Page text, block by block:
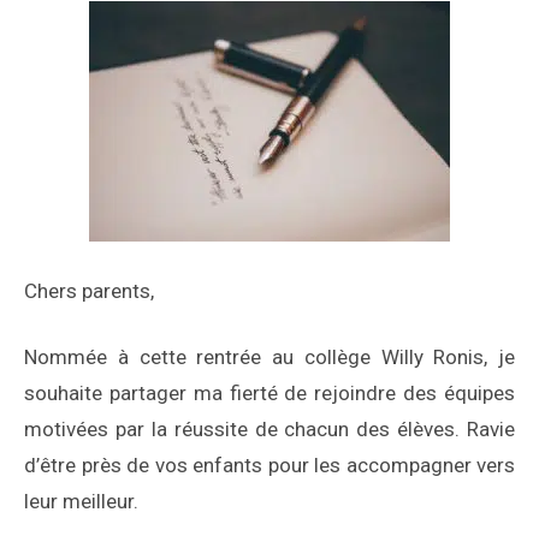
Chers parents,
Nommée à cette rentrée au collège Willy Ronis, je
souhaite partager ma fierté de rejoindre des équipes
motivées par la réussite de chacun des élèves. Ravie
d’être près de vos enfants pour les accompagner vers
leur meilleur.